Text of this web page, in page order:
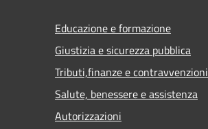
Educazione e formazione
Giustizia e sicurezza pubblica
Tributi,finanze e contravvenzioni
Salute, benessere e assistenza
Autorizzazioni